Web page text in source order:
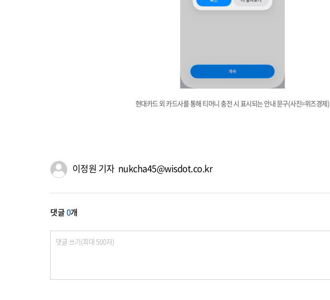
현대카드 외 카드사를 통해 티머니 충전 시 표시되는 안내 문구(사진=위즈경제)
이정원 기자 nukcha45@wisdot.co.kr
댓글0개